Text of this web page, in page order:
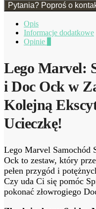
Pytania? Poproś o
Opis
Informacje dodatkowe
Opinie
Lego Marvel:
i Doc Ock w
Kolejną
Ucieczkę!
Lego Marvel Samochód
Ock to zestaw, który
pełen przygód i
Czy uda Ci się pomóc
pokonać złowrogiego